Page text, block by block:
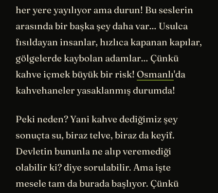
her yere yayılıyor ama durun! Bu seslerin
arasında bir başka şey daha var… Usulca
fısıldayan insanlar, hızlıca kapanan kapılar,
gölgelerde kaybolan adamlar… Çünkü
kahve içmek büyük bir risk! Osmanlı'da
kahvehaneler yasaklanmış durumda!
Peki neden? Yani kahve dediğimiz şey
sonuçta su, biraz telve, biraz da keyif.
Devletin bununla ne alıp veremediği
olabilir ki? diye sorulabilir. Ama işte
mesele tam da burada başlıyor. Çünkü